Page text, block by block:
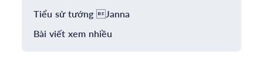
Tiểu sử tướng Janna
Bài viết xem nhiều